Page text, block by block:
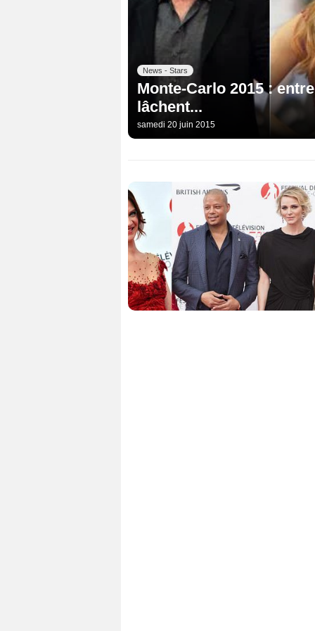
News - Stars
Monte-Carlo 2015 :
lâchent...
samedi 20 juin 2015